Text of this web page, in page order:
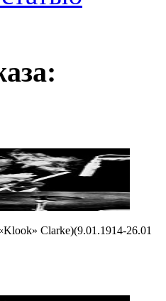
Clarke)(9.01.1914-26.01